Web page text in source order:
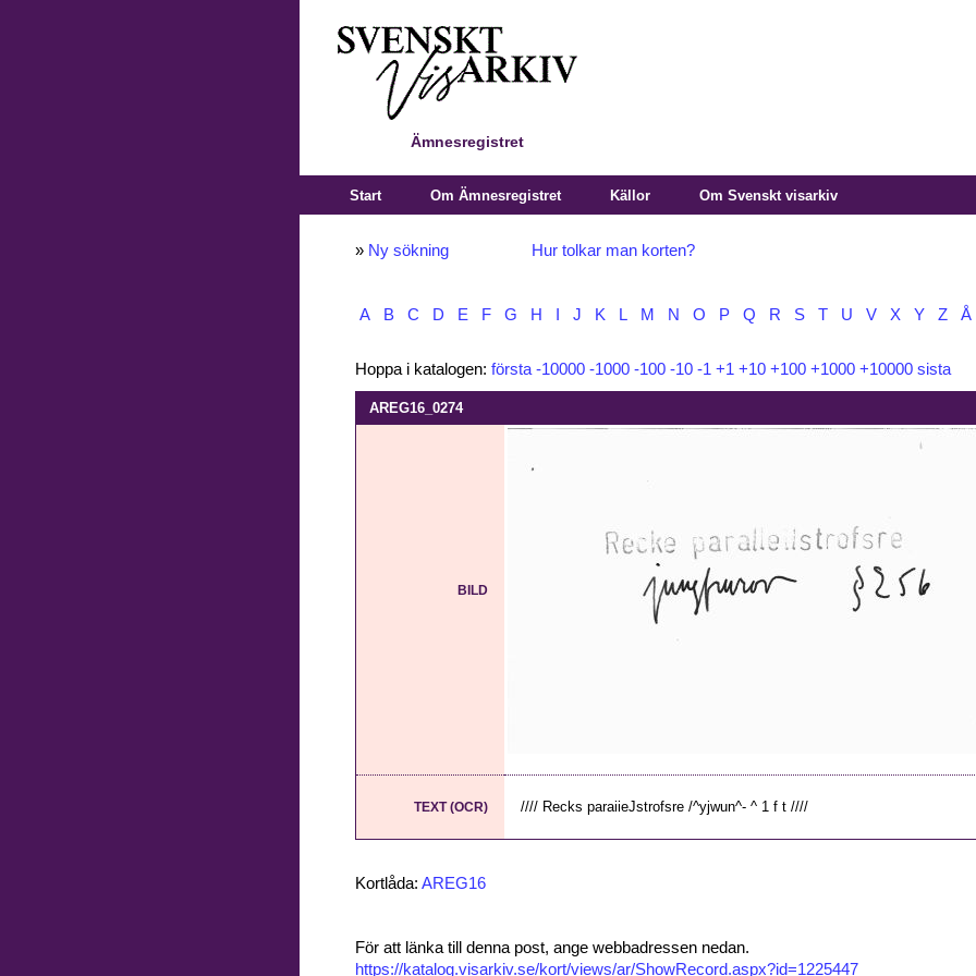
Ämnesregistret
Start Om Ämnesregistret Källor Om Svenskt visarkiv
» Ny sökning Hur tolkar man korten?
A B C D E F G H J K L M N O P Q R S T U V X Y Z Å
Hoppa i katalogen: första -10000 -1000 -100 -10 -1 +1 +10 +100 +1000 +10000 sista
AREG16_0274
BILD
TEXT (OCR) //// Recks paraiieJstrofsre /^yjwun^- ^ 1 f t ////
Kortlåda: AREG16
För att länka till denna post, ange webbadressen nedan.
https://katalog.visarkiv.se/kort/views/ar/ShowRecord.aspx?id=1225447